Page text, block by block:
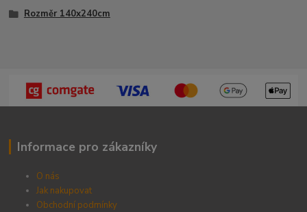
Rozměr 140x240cm
Informace pro zákazníky
O nás
Jak nakupovat
Obchodní podmínky